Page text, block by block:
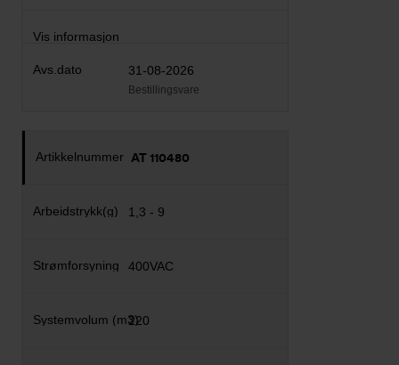
31-08-2026
Bestillingsvare
AT 110480
1,3 - 9
400VAC
220